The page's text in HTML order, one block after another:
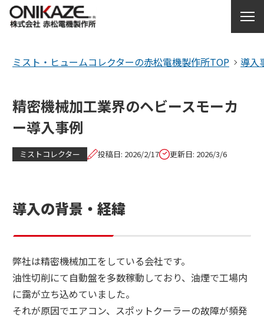
製品を探す
各種サポート
サービス紹介
お問い合わせ
赤松電機製作所について
コラム・お知らせ
サイトマップ プライバシーポリシー
ミスト・ヒュームコレクターの赤松電機製作所TOP 導入
精密機械加工業界のヘビースモーカ
ー導入事例
ミストコレクター 投稿日: 2026/2/17 更新日: 2026/3/6
導入の背景・経緯
弊社は精密機械加工をしている会社です。
油性切削にて自動盤を多数稼動しており、油煙で工場内
に靄が立ち込めていました。
それが原因でエアコン、スポットクーラーの故障が頻発